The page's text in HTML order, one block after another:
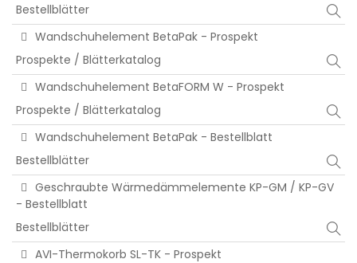
Bestellblätter
Wandschuhelement BetaPak - Prospekt
Prospekte / Blätterkatalog
Wandschuhelement BetaFORM W - Prospekt
Prospekte / Blätterkatalog
Wandschuhelement BetaPak - Bestellblatt
Bestellblätter
Geschraubte Wärmedämmelemente KP-GM / KP-GV
- Bestellblatt
Bestellblätter
AVI-Thermokorb SL-TK - Prospekt